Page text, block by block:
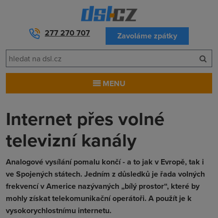
277 270 707 Zavoláme zpátky
MENU
Internet přes volné
televizní kanály
Analogové vysílání pomalu končí - a to jak v Evropě, tak i
ve Spojených státech. Jedním z důsledků je řada volných
frekvencí v Americe nazývaných „bílý prostor“, které by
mohly získat telekomunikační operátoři. A použít je k
vysokorychlostnímu internetu.